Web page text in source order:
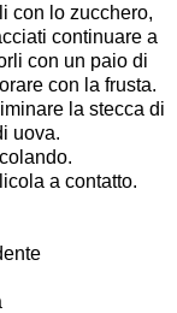
con lo zucchero,
continuare a
con un paio di
con la frusta.
la stecca di
uova.
a contatto.